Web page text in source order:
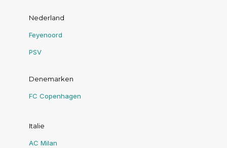
Nederland
Feyenoord
PSV
Denemarken
FC Copenhagen
Italie
AC Milan